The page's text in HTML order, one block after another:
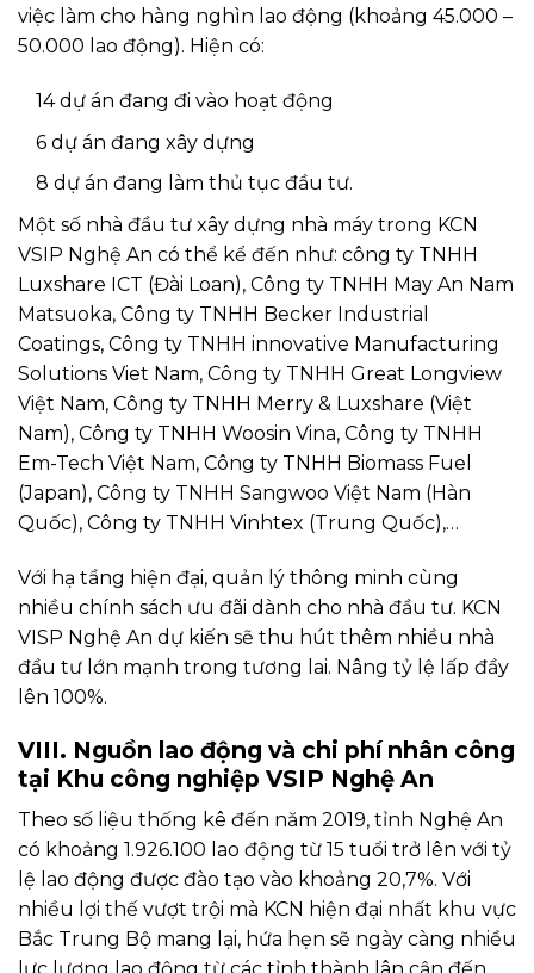
việc làm cho hàng nghìn lao động (khoảng 45.000 –
50.000 lao động). Hiện có:
14 dự án đang đi vào hoạt động
6 dự án đang xây dựng
8 dự án đang làm thủ tục đầu tư.
Một số nhà đầu tư xây dựng nhà máy trong KCN
VSIP Nghệ An có thể kể đến như: công ty TNHH
Luxshare ICT (Đài Loan), Công ty TNHH May An Nam
Matsuoka, Công ty TNHH Becker Industrial
Coatings, Công ty TNHH innovative Manufacturing
Solutions Viet Nam, Công ty TNHH Great Longview
Việt Nam, Công ty TNHH Merry & Luxshare (Việt
Nam), Công ty TNHH Woosin Vina, Công ty TNHH
Em-Tech Việt Nam, Công ty TNHH Biomass Fuel
(Japan), Công ty TNHH Sangwoo Việt Nam (Hàn
Quốc), Công ty TNHH Vinhtex (Trung Quốc),…
Với hạ tầng hiện đại, quản lý thông minh cùng
nhiều chính sách ưu đãi dành cho nhà đầu tư. KCN
VISP Nghệ An dự kiến sẽ thu hút thêm nhiều nhà
đầu tư lớn mạnh trong tương lai. Nâng tỷ lệ lấp đầy
lên 100%.
VIII. Nguồn lao động và chi phí nhân công
tại Khu công nghiệp VSIP Nghệ An
Theo số liệu thống kê đến năm 2019, tỉnh Nghệ An
có khoảng 1.926.100 lao động từ 15 tuổi trở lên với tỷ
lệ lao động được đào tạo vào khoảng 20,7%. Với
nhiều lợi thế vượt trội mà KCN hiện đại nhất khu vực
Bắc Trung Bộ mang lại, hứa hẹn sẽ ngày càng nhiều